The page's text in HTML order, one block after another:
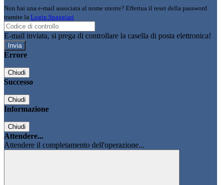
Non hai una e-mail associata al nome utente? Effettua il reset della password
tramite la Login Spaggiari
E-mail inviata, si prega di controllare la casella di posta elettronica!
Errore
Chiudi
Successo
Chiudi
Informazione
Chiudi
Attendere...
Attendere il completamento dell'operazione...